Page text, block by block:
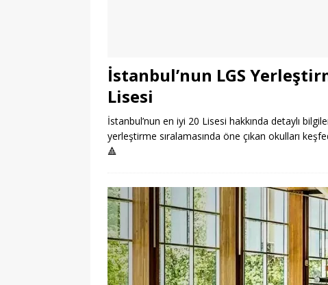
İstanbul’nun LGS
Lisesi
İstanbul’nun en iyi 20 Lisesi hakkında detaylı
yerleştirme sıralamasında öne çıkan okulları
🔺